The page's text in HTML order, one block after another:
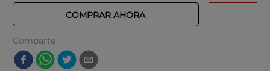
COMPRAR AHORA
Comparte